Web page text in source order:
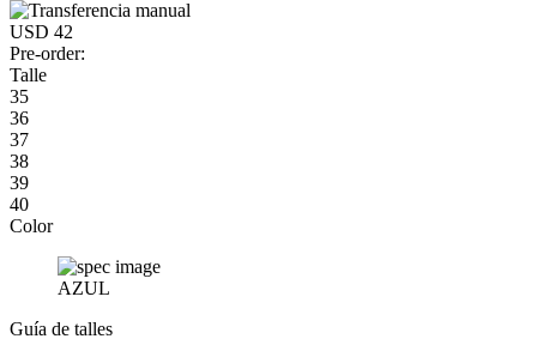
USD 42
Pre-order:
Talle
35
36
37
38
39
40
Color
AZUL
Guía de talles